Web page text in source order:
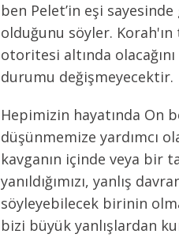
ben Pelet’in eşi
olduğunu söyler.
otoritesi altında
durumu değişmeyecektir.
Hepimizin hayatında On
düşünmemize yardımcı
kavganın içinde veya bir
yanıldığımızı, yanlış
söyleyebilecek birinin
bizi büyük yanlışlardan